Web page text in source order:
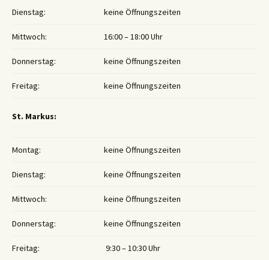
Dienstag: keine Öffnungszeiten
Mittwoch: 16:00 – 18:00 Uhr
Donnerstag: keine Öffnungszeiten
Freitag: keine Öffnungszeiten
St. Markus:
Montag: keine Öffnungszeiten
Dienstag: keine Öffnungszeiten
Mittwoch: keine Öffnungszeiten
Donnerstag: keine Öffnungszeiten
Freitag: 9:30 – 10:30 Uhr